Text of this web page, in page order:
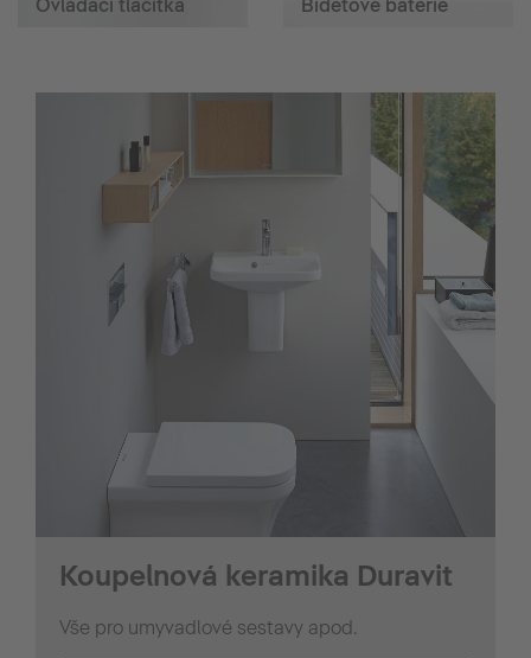
Ovládací tlačítka Bidetové baterie
Koupelnová keramika Duravit
Vše pro umyvadlové sestavy apod.